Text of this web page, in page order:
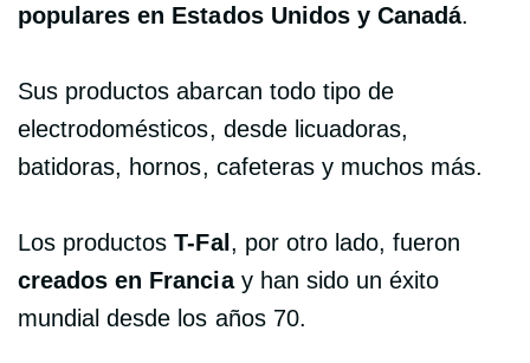
populares en Estados Unidos y Canadá.
Sus productos abarcan todo tipo de
electrodomésticos, desde licuadoras,
batidoras, hornos, cafeteras y muchos más.
Los productosT-Fal, por otro lado, fueron
creados en Franciay han sido un éxito
mundial desde los años 70.